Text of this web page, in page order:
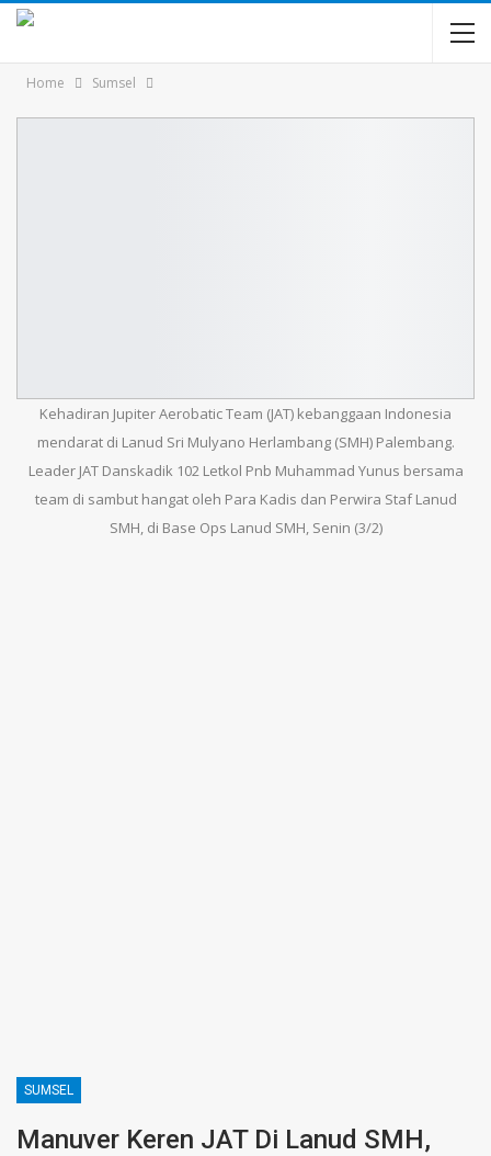
Home Sumsel
Kehadiran Jupiter Aerobatic Team (JAT) kebanggaan Indonesia
mendarat di Lanud Sri Mulyano Herlambang (SMH) Palembang.
Leader JAT Danskadik 102 Letkol Pnb Muhammad Yunus bersama
team di sambut hangat oleh Para Kadis dan Perwira Staf Lanud
SMH, di Base Ops Lanud SMH, Senin (3/2)
SUMSEL
Manuver Keren JAT Di Lanud SMH,